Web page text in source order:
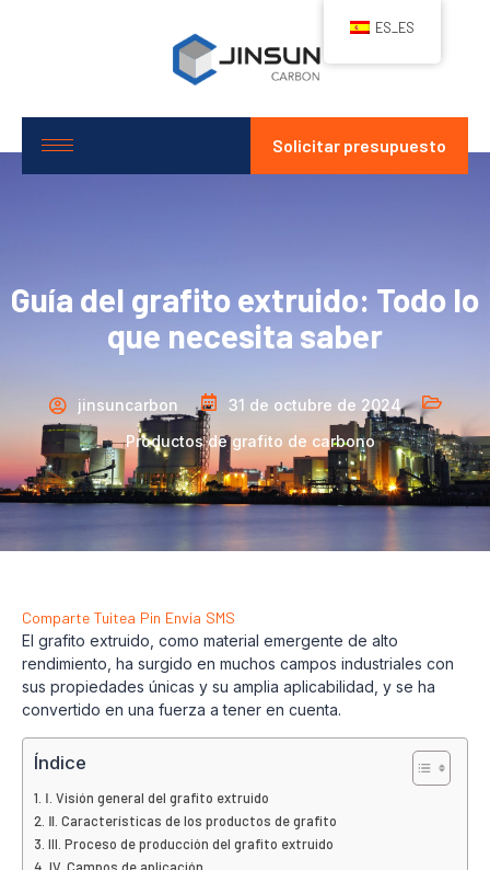
Solicitar presupuesto
Guía del grafito extruido: Todo lo
que necesita saber
jinsuncarbon
31 de octubre de 2024
Productos de grafito de carbono
Comparte Tuitea Pin Envía SMS
El grafito extruido, como material emergente de alto
rendimiento, ha surgido en muchos campos industriales con
sus propiedades únicas y su amplia aplicabilidad, y se ha
convertido en una fuerza a tener en cuenta.
Índice
Ⅰ. Visión general del grafito extruido
Ⅱ. Características de los productos de grafito
III. Proceso de producción del grafito extruido
IV. Campos de aplicación
ES_ES